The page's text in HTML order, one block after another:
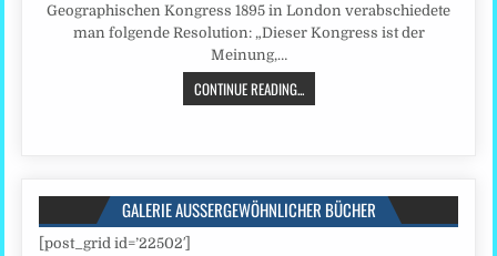
Geographischen Kongress 1895 in London verabschiedete
man folgende Resolution: „Dieser Kongress ist der
Meinung,…
CONTINUE READING...
GALERIE AUSSERGEWÖHNLICHER BÜCHER
[post_grid id=’22502′]